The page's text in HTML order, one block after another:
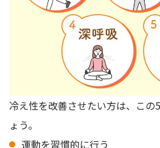
冷え性を改善させたい方は、この
ょう。
運動を習慣的に行う